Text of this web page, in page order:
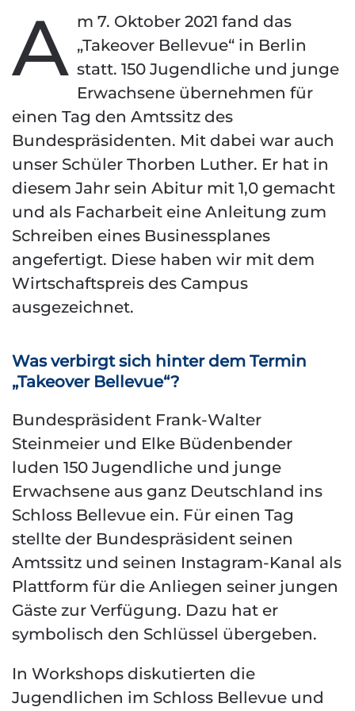
A m 7. Oktober 2021 fand das
„Takeover Bellevue“ in Berlin
statt. 150 Jugendliche und junge
Erwachsene übernehmen für
einen Tag den Amtssitz des
Bundespräsidenten. Mit dabei war auch
unser Schüler Thorben Luther. Er hat in
diesem Jahr sein Abitur mit 1,0 gemacht
und als Facharbeit eine Anleitung zum
Schreiben eines Businessplanes
angefertigt. Diese haben wir mit dem
Wirtschaftspreis des Campus
ausgezeichnet.
Was verbirgt sich hinter dem Termin
„Takeover Bellevue“?
Bundespräsident Frank-Walter
Steinmeier und Elke Büdenbender
luden 150 Jugendliche und junge
Erwachsene aus ganz Deutschland ins
Schloss Bellevue ein. Für einen Tag
stellte der Bundespräsident seinen
Amtssitz und seinen Instagram-Kanal als
Plattform für die Anliegen seiner jungen
Gäste zur Verfügung. Dazu hat er
symbolisch den Schlüssel übergeben.
In Workshops diskutierten die
Jugendlichen im Schloss Bellevue und